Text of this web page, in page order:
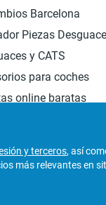
Barcelona
Piezas Desguace
y CATS
para coches
online baratas
y terceros, así
más relevantes en